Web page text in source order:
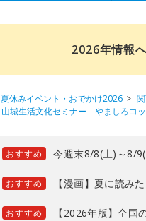
2026年情報
夏休みイベント・おでかけ2026
山城生活文化セミナー やましろコ
おすすめ 今週末8/8(土)～8/
おすすめ 【漫画】夏に読み
おすすめ 【2026年版】全国